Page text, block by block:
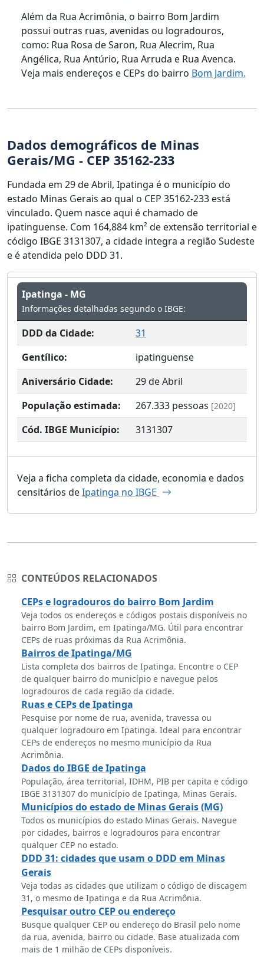
Além da Rua Acrimônia, o bairro Bom Jardim
possui outras ruas, avenidas ou logradouros,
como: Rua Rosa de Saron, Rua Alecrim, Rua
Angélica, Rua Antúrio, Rua Arruda e Rua Avenca.
Veja mais endereços e CEPs do bairro Bom Jardim.
Dados demográficos de Minas
Gerais/MG - CEP 35162-233
Fundada em 29 de Abril, Ipatinga é o município do
estado Minas Gerais ao qual o CEP 35162-233 está
vinculado. Quem nasce aqui é chamado de
ipatinguense. Com 164,884 km² de extensão territorial e
código IBGE 3131307, a cidade integra a região Sudeste
e é atendida pelo DDD 31.
Ipatinga - MG
Informações detalhadas segundo o IBGE:
DDD da Cidade:
31
Gentílico:
ipatinguense
Aniversário Cidade:
29 de Abril
População estimada:
267.333 pessoas [2020]
Cód. IBGE Município: 3131307
Veja a ficha completa da cidade, economia e dados
censitários deIpatinga no IBGE
CONTEÚDOS RELACIONADOS
CEPs e logradouros do bairro Bom Jardim
Veja todos os endereços e códigos postais disponíveis no
bairro Bom Jardim, em Ipatinga/MG. Útil para encontrar
CEPs de ruas próximas da Rua Acrimônia.
Bairros de Ipatinga/MG
Lista completa dos bairros de Ipatinga. Encontre o CEP
de qualquer bairro do município e navegue pelos
logradouros de cada região da cidade.
Ruas e CEPs de Ipatinga
Pesquise por nome de rua, avenida, travessa ou
qualquer logradouro em Ipatinga. Ideal para encontrar
CEPs de endereços no mesmo município da Rua
Acrimônia.
Dados do IBGE de Ipatinga
População, área territorial, IDHM, PIB per capita e código
IBGE 3131307 do município de Ipatinga, Minas Gerais.
Municípios do estado de Minas Gerais (MG)
Todos os municípios do estado Minas Gerais. Navegue
por cidades, bairros e logradouros para encontrar
qualquer CEP no estado.
DDD 31: cidades que usam o DDD em Minas
Gerais
Veja todas as cidades que utilizam o código de discagem
31, o mesmo de Ipatinga e da Rua Acrimônia.
Pesquisar outro CEP ou endereço
Busque qualquer CEP ou endereço do Brasil pelo nome
da rua, avenida, bairro ou cidade. Base atualizada com
mais de 1 milhão de CEPs disponíveis.